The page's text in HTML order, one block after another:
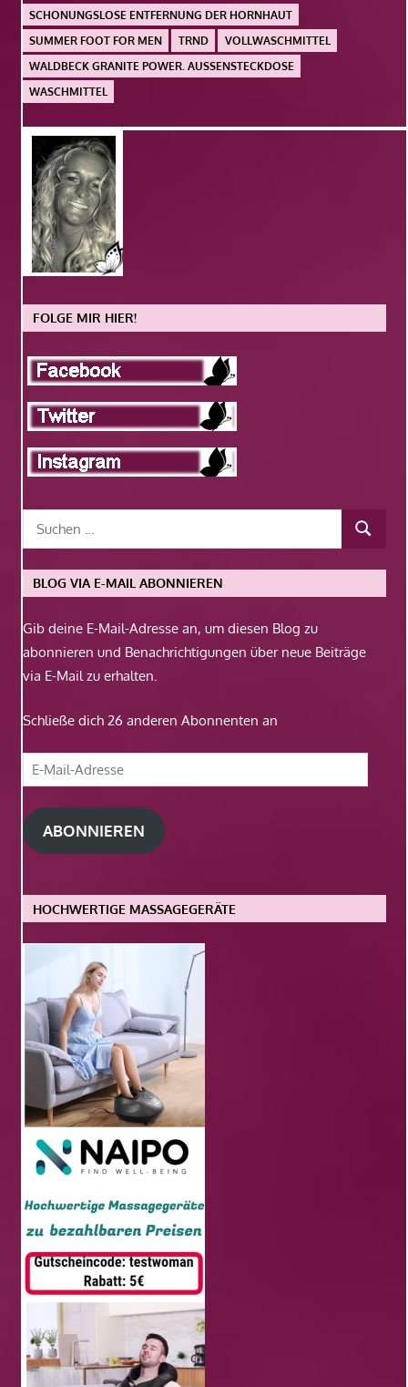
SCHONUNGSLOSE ENTFERNUNG DER HORNHAUT
SUMMER FOOT FOR MEN
TRND
VOLLWASCHMITTEL
WALDBECK GRANITE POWER. AUSSENSTECKDOSE
WASCHMITTEL
FOLGE MIR HIER!
BLOG VIA E-MAIL ABONNIEREN
Gib deine E-Mail-Adresse an, um diesen Blog zu
abonnieren und Benachrichtigungen über neue Beiträge
via E-Mail zu erhalten.
Schließe dich 26 anderen Abonnenten an
E-
Mail-
Adresse
ABONNIEREN
HOCHWERTIGE MASSAGEGERÄTE